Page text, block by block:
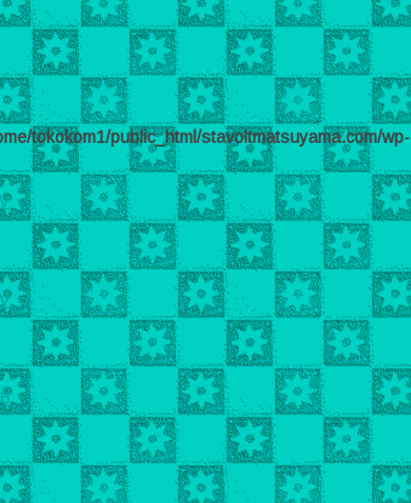
tokokom1/public_html/stavoltmatsuyama.com/wp-